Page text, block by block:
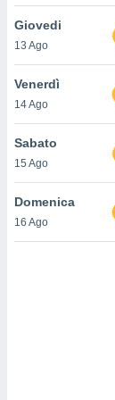
cookie
il tuo
in
a piè
del
Giovedi
13 Ago
Venerdì
14 Ago
Sabato
15 Ago
Domenica
16 Ago